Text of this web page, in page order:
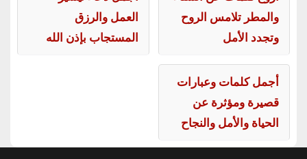
والمطر تلامس الروح
وتجدد الأمل
العمل والرزق
المستجاب بإذن الله
أجمل كلمات وعبارات
قصيرة ومؤثرة عن
الحياة والأمل والنجاح